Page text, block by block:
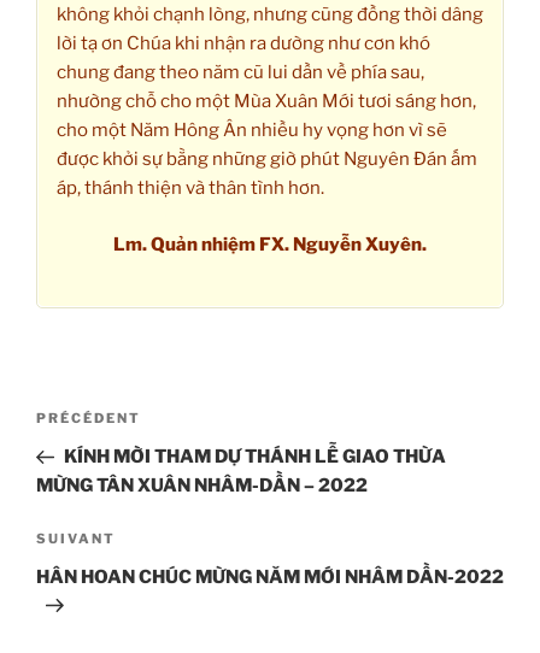
không khỏi chạnh lòng, nhưng cũng đồng thời dâng
lời tạ ơn Chúa khi nhận ra dường như cơn khó
chung đang theo năm cũ lui dần về phía sau,
nhường chỗ cho một Mùa Xuân Mới tươi sáng hơn,
cho một Năm Hông Ân nhiều hy vọng hơn vì sẽ
được khởi sự bằng những giờ phút Nguyên Đán ấm
áp, thánh thiện và thân tình hơn.
Lm. Quản nhiệm FX. Nguyễn Xuyên.
Navigation
l’article
Article
précédent
PRÉCÉDENT
KÍNH MỜI THAM DỰ THÁNH LỄ GIAO THỪA
MỪNG TÂN XUÂN NHÂM-DẦN – 2022
Article
suivant
SUIVANT
HÂN HOAN CHÚC MỪNG NĂM MỚI NHÂM DẦN-2022